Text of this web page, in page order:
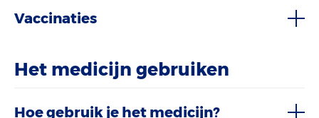
Vaccinaties
Het medicijn gebruiken
Hoe gebruik je het medicijn?